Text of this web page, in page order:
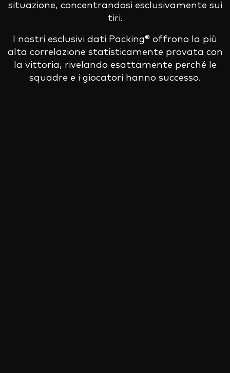
situazione, concentrandosi esclusivamente sui
tiri.
I nostri esclusivi dati Packing® offrono la più
alta correlazione statisticamente provata con
la vittoria, rivelando esattamente perché le
squadre e i giocatori hanno successo.